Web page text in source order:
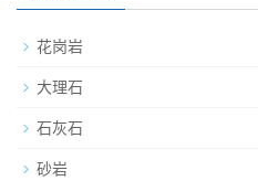
花岗岩
大理石
石灰石
砂岩